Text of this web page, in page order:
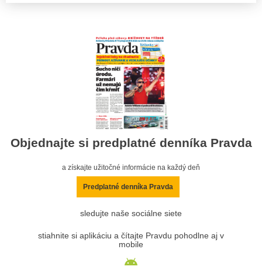
Objednajte si predplatné denníka Pravda
a získajte užitočné informácie na každý deň
Predplatné denníka Pravda
sledujte naše sociálne siete
stiahnite si aplikáciu a čítajte Pravdu pohodlne aj v
mobile